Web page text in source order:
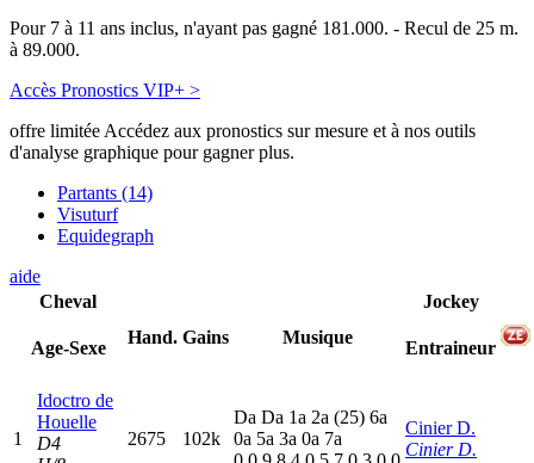
Pour 7 à 11 ans inclus, n'ayant pas gagné 181.000. - Recul de 25 m.
à 89.000.
Accès Pronostics VIP+ >
offre limitée Accédez aux pronostics sur mesure et à nos outils
d'analyse graphique pour gagner plus.
Partants (14)
Visuturf
Equidegraph
aide
Cheval
Age-Sexe
Hand. Gains Musique
Jockey
Entraineur
1
Idoctro de
Houelle
D4
2675 102k
Da Da 1a 2a (25) 6a
0a 5a 3a 0a 7a
Cinier D.
Cinier D.